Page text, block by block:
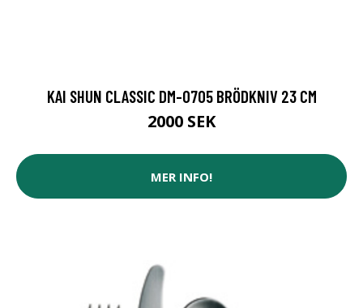
KAI SHUN CLASSIC DM-0705 BRÖDKNIV 23 CM
2000 SEK
MER INFO!